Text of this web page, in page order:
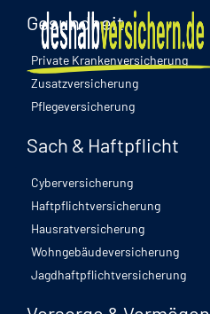
Gesundheit
Private Krankenversicherung
Zusatzversicherung
Pflegeversicherung
Sach & Haftpflicht
Cyberversicherung
Haftpflichtversicherung
Hausratversicherung
Wohngebäudeversicherung
Jagdhaftpflichtversicherung